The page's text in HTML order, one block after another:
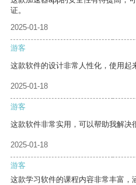
证。
2025-01-18
游客
这款软件的设计非常人性化，使用起
2025-01-18
游客
这款软件非常实用，可以帮助我解决
2025-01-18
游客
这款学习软件的课程内容非常丰富，